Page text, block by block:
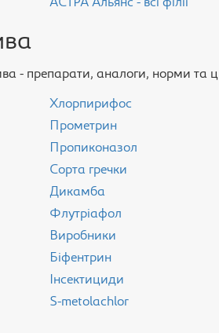
АСТРА Альянс - всі філії
- препарати, аналоги, норми та
Хлорпирифос
Прометрин
Пропиконазол
Сорта гречки
Дикамба
Флутріафол
Виробники
Біфентрин
Інсектициди
S-metolachlor